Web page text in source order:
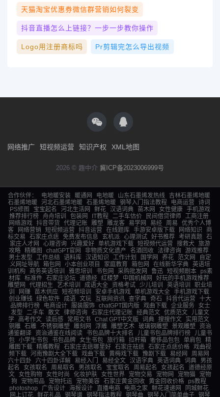
天猫淘宝优惠券微信群营销如何裂变
抖音直播怎么上链接？一步一步教你操作
Logo用注册商标吗 Pr剪辑完怎么导出视频
网络推广 短视频运营 知识产权 XML地图
2026 © 趣中介 冀ICP备2023006999号
合作伙伴： 电地暖安装 暖通网 电地暖 山东石墨烯发热线
吉林石墨烯地暖
石墨烯地暖
河北石墨烯地暖 石墨烯地暖 钢琴入门指法教程 电商运营
诗词
PS修图
宝宝起名 河北生活网 鲜花 汉语词典 苗木网 女性健康 手机游戏
推荐排行榜
舟舟培训 包装网 IT教程 二手车估价 民间借贷律师
工商注册
网络游戏 抖音带货 代理记账 雕塑 雕龙客 易学网 易经 周易
优秀个人博
客
网络营销 短视频运营 抖音运营 在线题库 手游安卓版下载 网络知识
商
标交易
石家庄点痣 免费发布信息 玄机派 心理测试 好书推荐 考研真题 石
家庄人才网
心理咨询 兴趣爱好 单机游戏下载 短视频代运营 搜救犬 旅游
攻略 精雕图 chatGPT官网 非物质文化遗产 名酒回收 法律咨询 游戏推荐
男士发型
工作总结 语料库 汉语知识 工作计划 国学网 养花 范文网
自定
义网址导航 箱包网 小本创业项目 家庭教育 箱包网 在线新华字典 英语培
训机构
商务英语培训 雅思培训 书包网 采购批发网 鲁迅 短视频剧本
ps素
材库
标准件 石家庄论坛 道德经 红楼梦 中国机械网
好玩的手机游戏推荐
雕塑网
代理招生 艺术培训 成语大全 资格考试 少儿培训 英语培训
职业培
训
网赚 苗木供应 短视频培训 安卓手机游戏 单机游戏大全
手机游戏下载
创业赚钱
绿色软件 成语 文玩 互联网资讯 查字典 奇石 抖音代运营 十大
品牌排行榜
电商设计 服装服饰 chatGPT国内版 戏曲下载 企业服务
女士
发型
二手车 散文 律师咨询 石家庄代理记账 经典范文 优质范文
儿童文
学 高考作文 读后感 常用文书 Chat GPT中文版 词典 搜搜作文
实用范文
铜雕 石雕 不锈钢雕塑 雕刻网 浮雕 雕塑艺术 玻璃钢雕塑 景观雕塑
资治
通鉴翻译
资治通鉴在线阅读 书包品牌十大排名 儿童书包品牌排行榜
儿童书
包 小学生书包 书包品牌 女生书包 旅行箱 拉杆箱 奢侈品包包 单肩包 精
雕图下载 精雕教程 石家庄去痣哪里好 石家庄祛痣 石家庄点痣价格 戏曲视
频下载
河南豫剧大全下载 戏曲下载 黄梅戏下载 豫剧下载 易经网
周易网
六十四卦
六十四卦详解 易经入门 易经全文 汉语字典 英语词典 词典
男孩
起名
女孩取名 周易取名 男孩取名 宝宝取名 周易起名 女孩起名
道德经原
文 女性购物 女性时尚 化妆护肤 女性世界 宠物交易 宠物网 宠物猫
宠物
狗
宠物用品 宠物托运 宠物美容 石家庄黄金回收 黄金回收价格
ps教程
photoshop
广告设计 海报设计 直播电商 电商之家 鲜花速递网
同城鲜花
网上订花 鲜花礼品 钢琴谱 钢琴指法教程 钢琴曲 钢琴入门简单曲子 钢琴